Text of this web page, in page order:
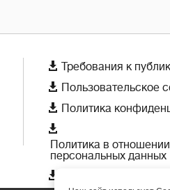
 Требования к
 Пользовательское
 Политика

Политика в
персональных данных
